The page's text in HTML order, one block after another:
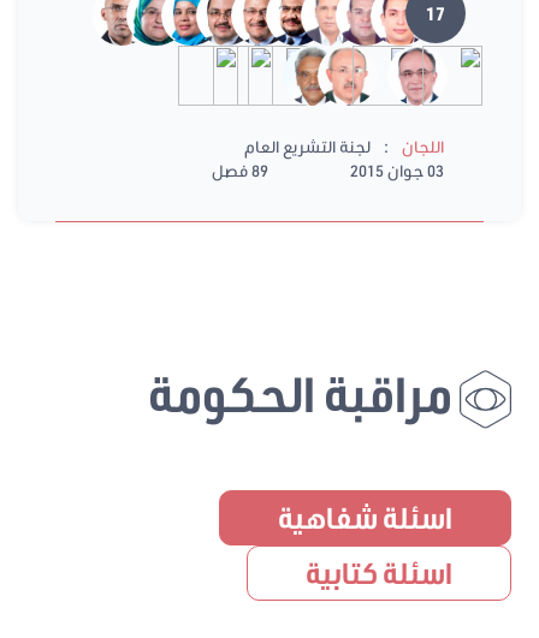
17
اللجان :
لجنة التشريع العام
03 جوان 2015
89 فصل
مراقبة الحكومة
اسئلة شفاهية
اسئلة كتابية